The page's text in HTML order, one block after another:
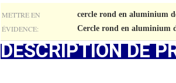
METTRE EN
ÉVIDENCE:
cercle rond en aluminium
Cercle rond en aluminium
DESCRIPTION DE